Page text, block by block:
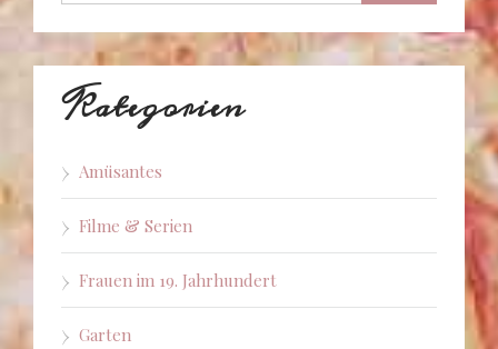
Kategorien
Amüsantes
Filme & Serien
Frauen im 19. Jahrhundert
Garten